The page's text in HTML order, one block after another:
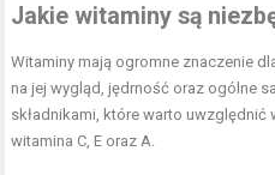
Jakie witaminy są
Witaminy mają ogromne znaczenie
na jej wygląd, jędrność oraz ogólne
składnikami, które warto uwzględnić
witamina C, E oraz A.